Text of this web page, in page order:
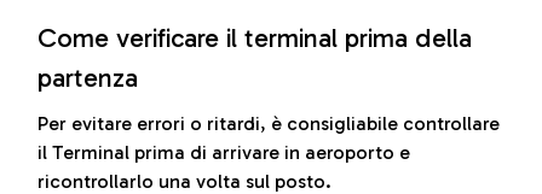
Come verificare il terminal prima della
partenza
Per evitare errori o ritardi, è consigliabile controllare
il Terminal prima di arrivare in aeroporto e
ricontrollarlo una volta sul posto.